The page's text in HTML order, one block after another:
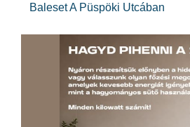
Baleset A Püspöki Utcában